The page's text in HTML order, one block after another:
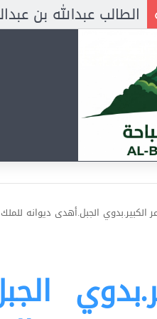
الكبير.بدوي الجبل.أهدى ديوانه